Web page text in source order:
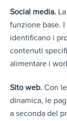
Social media.
funzione base.
identificano i
contenuti
alimentare i
Sito web. Con
dinamica, le
a seconda del